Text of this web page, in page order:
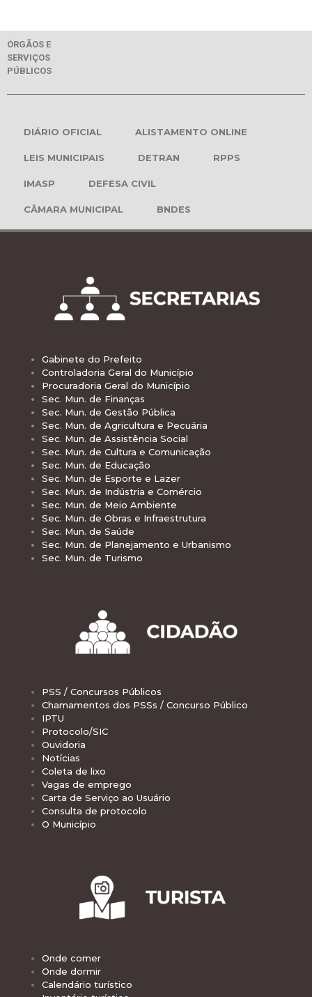
ÓRGÃOS E
SERVIÇOS
PÚBLICOS
DIÁRIO OFICIAL ALISTAMENTO ONLINE
LEIS MUNICIPAIS DETRAN RPPS
IMASP DEFESA CIVIL
CÂMARA MUNICIPAL BNDES
Gabinete do Prefeito
Controladoria Geral do Município
Procuradoria Geral do Município
Sec. Mun. de Finanças
Sec. Mun. de Gestão Pública
Sec. Mun. de Agricultura e Pecuária
Sec. Mun. de Assistência Social
Sec. Mun. de Cultura e Comunicação
Sec. Mun. de Educação
Sec. Mun. de Esporte e Lazer
Sec. Mun. de Indústria e Comércio
Sec. Mun. de Meio Ambiente
Sec. Mun. de Obras e Infraestrutura
Sec. Mun. de Saúde
Sec. Mun. de Planejamento e Urbanismo
Sec. Mun. de Turismo
PSS / Concursos Públicos
Chamamentos dos PSSs / Concurso Público
IPTU
Protocolo/SIC
Ouvidoria
Notícias
Coleta de lixo
Vagas de emprego
Carta de Serviço ao Usuário
Consulta de protocolo
O Município
Onde comer
Onde dormir
Calendário turístico